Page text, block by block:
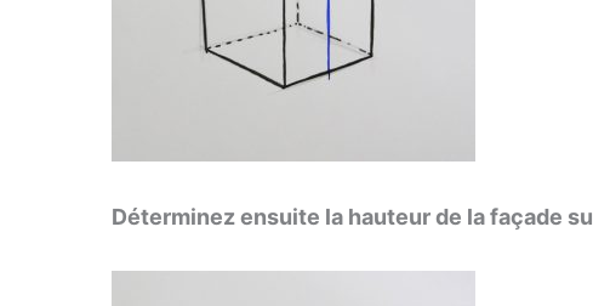
Déterminez ensuite la hauteur de la façade